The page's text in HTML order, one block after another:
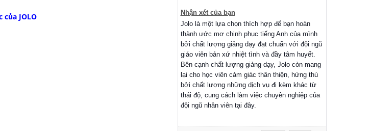
JOLO
Nhận xét của bạn
Jolo là một lựa chọn thích hợp để bạn hoàn
thành ước mơ chinh phục tiếng Anh của mình
bởi chất lượng giảng dạy đạt chuẩn với đội ngũ
giáo viên bản xứ nhiệt tình và đầy tâm huyết.
Bên cạnh chất lượng giảng dạy, Jolo còn mang
lại cho học viên cảm giác thân thiện, hứng thú
bởi chất lượng những dịch vụ đi kèm khác từ
thái độ, cung cách làm việc chuyên nghiệp của
đội ngũ nhân viên tại đây.